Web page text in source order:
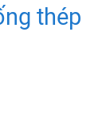
thép